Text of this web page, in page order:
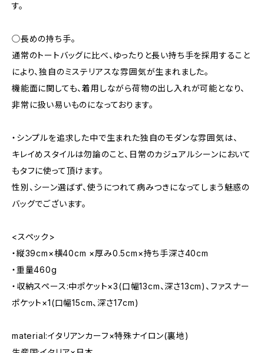
す。
◯長めの持ち手。
通常のトートバッグに比べ、ゆったりと長い持ち手を採用すること
により、独自のミステリアスな雰囲気が生まれました。
機能面に関しても、着用しながら荷物の出し入れが可能となり、
非常に扱い易いものになっております。
・シンプルを追求した中で生まれた独自のモダンな雰囲気は、
キレイめスタイルは勿論のこと、日常のカジュアルシーンにおいて
もタフに使って頂けます。
性別、シーン選ばず、使うにつれて病みつきになってしまう魅惑の
バッグでございます。
<スペック>
・縦39cm×横40cm ×厚み0.5cm×持ち手深さ40cm
・重量460g
・収納スペース:中ポケット×3(口幅13cm、深さ13cm)、ファスナー
ポケット×1(口幅15cm、深さ17cm)
material:イタリアンカーフ×特殊ナイロン(裏地)